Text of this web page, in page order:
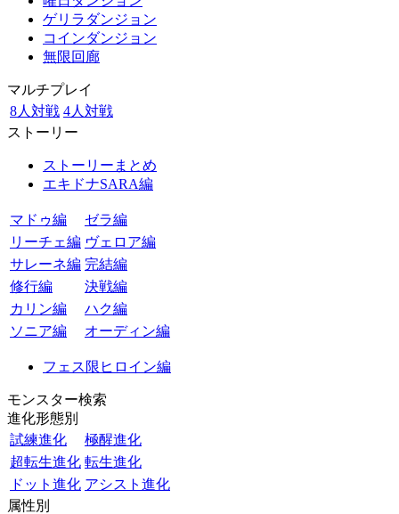
ゲリラダンジョン
コインダンジョン
無限回廊
マルチプレイ
8人対戦 4人対戦
ストーリー
ストーリーまとめ
エキドナSARA編
マドゥ編
ゼラ編
リーチェ編 ヴェロア編
サレーネ編 完結編
修行編
決戦編
カリン編
ハク編
ソニア編
オーディン編
フェス限ヒロイン編
モンスター検索
進化形態別
試練進化
極醒進化
超転生進化 転生進化
ドット進化 アシスト進化
属性別